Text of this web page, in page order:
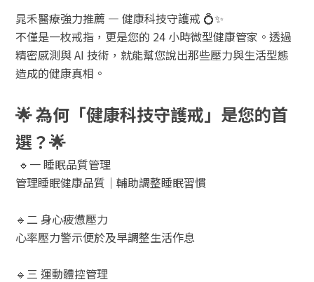
晁禾醫療強力推薦 — 健康科技守護戒 💍✨
不僅是一枚戒指，更是您的 24 小時微型健康管家。透過
精密感測與 AI 技術，就能幫您說出那些壓力與生活型態
造成的健康真相。
🌟 為何「健康科技守護戒」是您的首
選？🌟
🔹一 睡眠品質管理
管理睡眠健康品質｜輔助調整睡眠習慣
🔹二 身心疲憊壓力
心率壓力警示便於及早調整生活作息
🔹三 運動體控管理